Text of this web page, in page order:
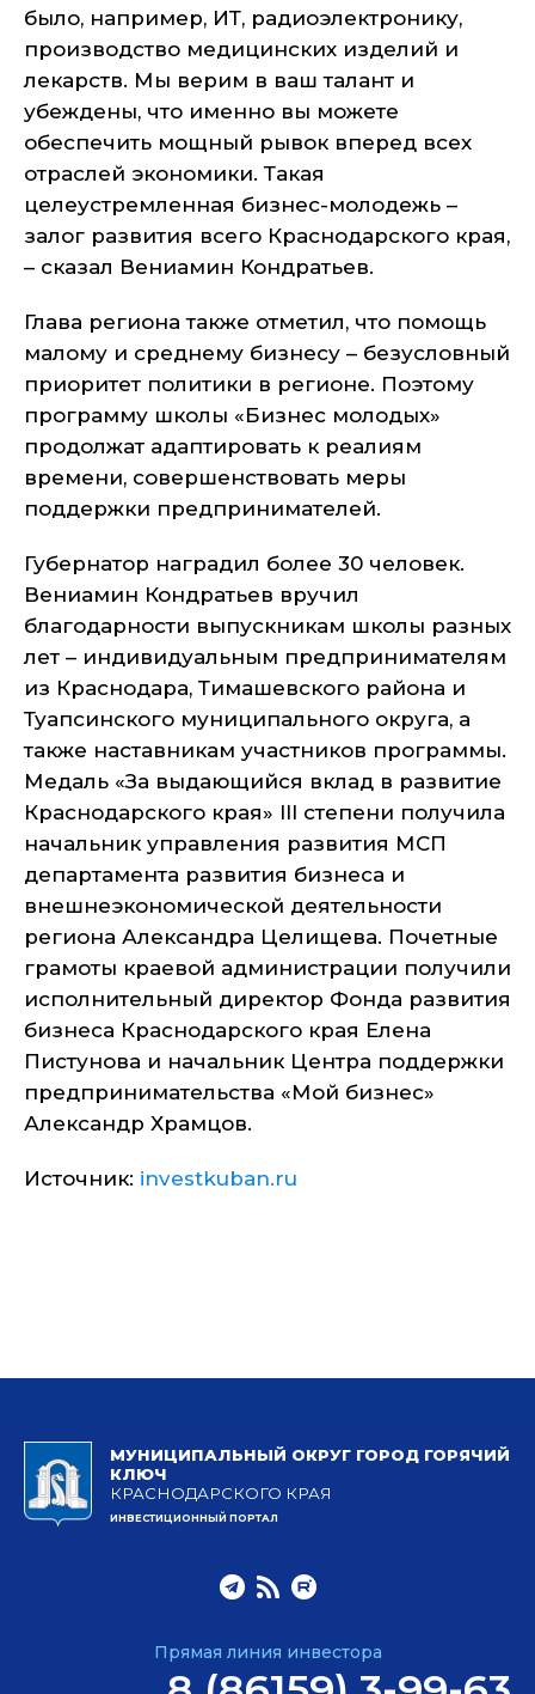
было, например, ИТ, радиоэлектронику,
производство медицинских изделий и
лекарств. Мы верим в ваш талант и
убеждены, что именно вы можете
обеспечить мощный рывок вперед всех
отраслей экономики. Такая
целеустремленная бизнес-молодежь –
залог развития всего Краснодарского края,
– сказал Вениамин Кондратьев.
Глава региона также отметил, что помощь
малому и среднему бизнесу – безусловный
приоритет политики в регионе. Поэтому
программу школы «Бизнес молодых»
продолжат адаптировать к реалиям
времени, совершенствовать меры
поддержки предпринимателей.
Губернатор наградил более 30 человек.
Вениамин Кондратьев вручил
благодарности выпускникам школы разных
лет – индивидуальным предпринимателям
из Краснодара, Тимашевского района и
Туапсинского муниципального округа, а
также наставникам участников программы.
Медаль «За выдающийся вклад в развитие
Краснодарского края» III степени получила
начальник управления развития МСП
департамента развития бизнеса и
внешнеэкономической деятельности
региона Александра Целищева. Почетные
грамоты краевой администрации получили
исполнительный директор Фонда развития
бизнеса Краснодарского края Елена
Пистунова и начальник Центра поддержки
предпринимательства «Мой бизнес»
Александр Храмцов.
Источник: investkuban.ru
МУНИЦИПАЛЬНЫЙ ОКРУГ ГОРОД ГОРЯЧИЙ
КЛЮЧ
КРАСНОДАРСКОГО КРАЯ
ИНВЕСТИЦИОННЫЙ ПОРТАЛ
Прямая линия инвестора